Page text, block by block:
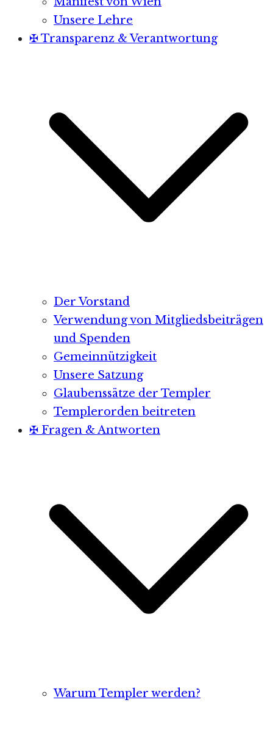
Unsere Lehre
✠ Transparenz & Verantwortung
Der Vorstand
Verwendung von Mitgliedsbeiträgen
und Spenden
Gemeinnützigkeit
Unsere Satzung
Glaubenssätze der Templer
Templerorden beitreten
✠ Fragen & Antworten
Warum Templer werden?